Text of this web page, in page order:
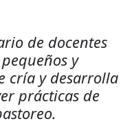
de docentes
y
cría y desarrolla
prácticas de